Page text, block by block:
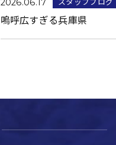
2026.06.17
嗚呼広すぎる兵庫県